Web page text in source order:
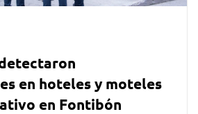
en hoteles y moteles
en Fontibón